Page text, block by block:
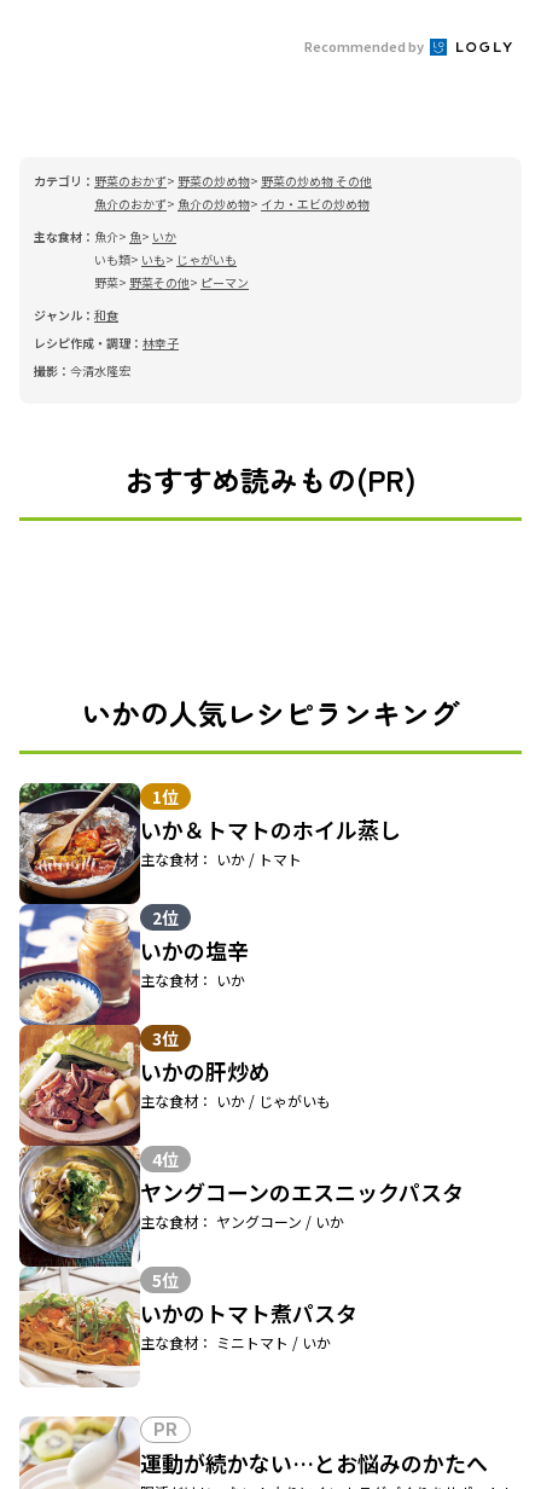
Recommended by
カテゴリ： 野菜のおかず 野菜の炒め物
野菜の炒め物 その他
魚介のおかず
魚介の炒め物
イカ・エビの炒め物
主な食材： 魚介 魚
いか
いも類
いも
じゃがいも
野菜
野菜その他
ピーマン
ジャンル： 和食
レシピ作成・調理： 林幸子
撮影： 今清水隆宏
おすすめ読みもの(PR)
いかの人気レシピランキング
1位
いか＆トマトのホイル蒸し
主な食材： いか / トマト
2位
いかの塩辛
主な食材： いか
3位
いかの肝炒め
主な食材： いか / じゃがいも
4位
ヤングコーンのエスニックパスタ
主な食材： ヤングコーン / いか
5位
いかのトマト煮パスタ
主な食材： ミニトマト / いか
PR
運動が続かない…とお悩みのかたへ